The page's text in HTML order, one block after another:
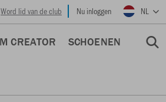
Word lid van de club Nu inloggen NL
CREATOR SCHOENEN